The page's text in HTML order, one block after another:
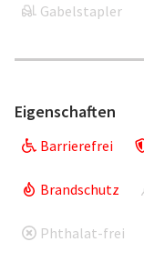
Gabelstapler
Eigenschaften
Barrierefrei
Brandschutz
Phthalat-frei